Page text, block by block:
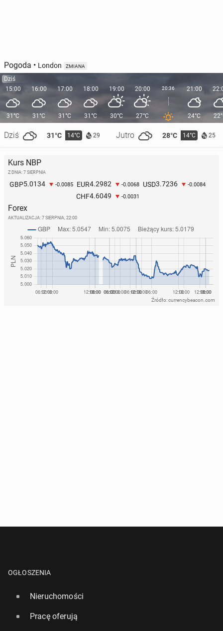
Pogoda • London ZMIANA
Dziś
15:00
31°C
Dziś 31°C 14°C 29 Jutro 28°C 14°C 25
16:00
31°C
17:00
31°C
18:00
31°C
19:00
30°C
20:00
27°C
20:36 21:00
24°C
Kurs NBP
Z DNIA: 7 SIERPNIA
GBP5.0134 -0.0085 EUR4.2982 -0.0068 USD3.7236 -0.0084
CHF4.6049 -0.0031
Forex
AKTUALIZACJA: 7 SIERPNIA, 22:00
Źródło: currencybeacon.com
OGŁOSZENIA
Nieruchomości
Pracę oferują